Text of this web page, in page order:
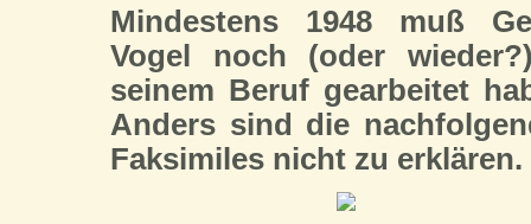
Mindestens 1948 muß
Vogel noch (oder
seinem Beruf gearbeitet
Anders sind die
Faksimiles nicht zu erklären.